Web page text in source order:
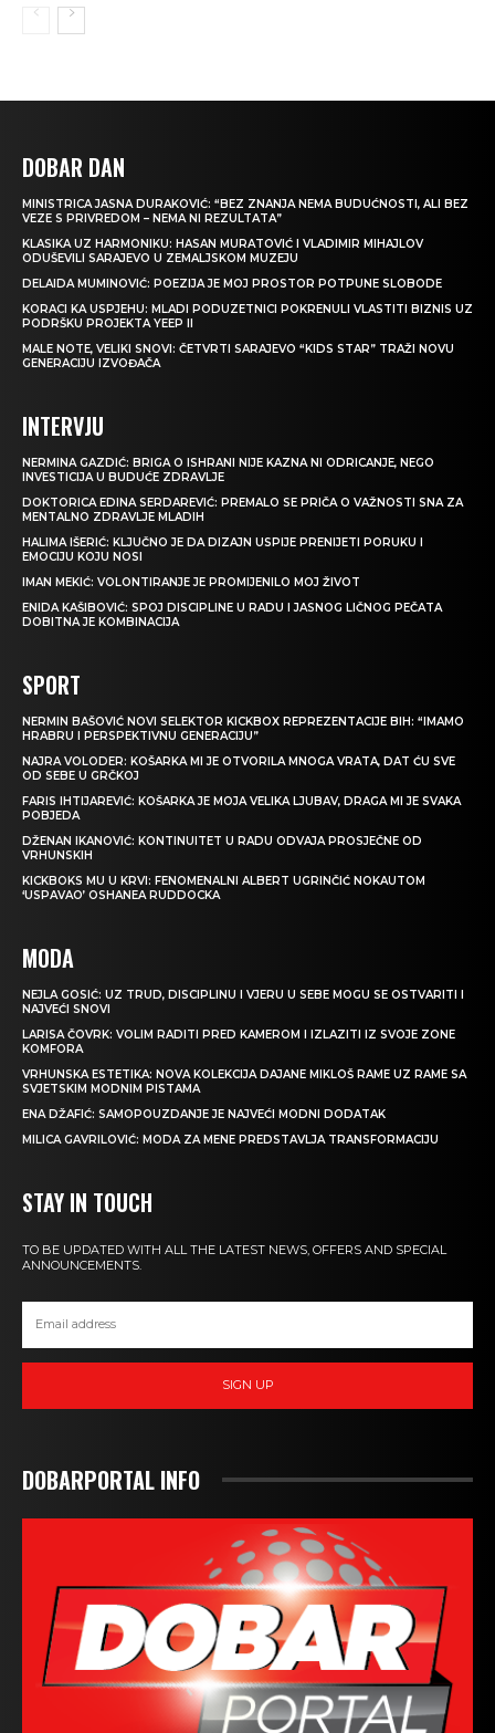
DOBAR DAN
MINISTRICA JASNA DURAKOVIĆ: “BEZ ZNANJA NEMA BUDUĆNOSTI, ALI BEZ
VEZE S PRIVREDOM – NEMA NI REZULTATA”
KLASIKA UZ HARMONIKU: HASAN MURATOVIĆ I VLADIMIR MIHAJLOV
ODUŠEVILI SARAJEVO U ZEMALJSKOM MUZEJU
DELAIDA MUMINOVIĆ: POEZIJA JE MOJ PROSTOR POTPUNE SLOBODE
KORACI KA USPJEHU: MLADI PODUZETNICI POKRENULI VLASTITI BIZNIS UZ
PODRŠKU PROJEKTA YEEP II
MALE NOTE, VELIKI SNOVI: ČETVRTI SARAJEVO “KIDS STAR” TRAŽI NOVU
GENERACIJU IZVOĐAČA
INTERVJU
NERMINA GAZDIĆ: BRIGA O ISHRANI NIJE KAZNA NI ODRICANJE, NEGO
INVESTICIJA U BUDUĆE ZDRAVLJE
DOKTORICA EDINA SERDAREVIĆ: PREMALO SE PRIČA O VAŽNOSTI SNA ZA
MENTALNO ZDRAVLJE MLADIH
HALIMA IŠERIĆ: KLJUČNO JE DA DIZAJN USPIJE PRENIJETI PORUKU I
EMOCIJU KOJU NOSI
IMAN MEKIĆ: VOLONTIRANJE JE PROMIJENILO MOJ ŽIVOT
ENIDA KAŠIBOVIĆ: SPOJ DISCIPLINE U RADU I JASNOG LIČNOG PEČATA
DOBITNA JE KOMBINACIJA
SPORT
NERMIN BAŠOVIĆ NOVI SELEKTOR KICKBOX REPREZENTACIJE BIH: “IMAMO
HRABRU I PERSPEKTIVNU GENERACIJU”
NAJRA VOLODER: KOŠARKA MI JE OTVORILA MNOGA VRATA, DAT ĆU SVE
OD SEBE U GRČKOJ
FARIS IHTIJAREVIĆ: KOŠARKA JE MOJA VELIKA LJUBAV, DRAGA MI JE SVAKA
POBJEDA
DŽENAN IKANOVIĆ: KONTINUITET U RADU ODVAJA PROSJEČNE OD
VRHUNSKIH
KICKBOKS MU U KRVI: FENOMENALNI ALBERT UGRINČIĆ NOKAUTOM
‘USPAVAO’ OSHANEA RUDDOCKA
MODA
NEJLA GOSIĆ: UZ TRUD, DISCIPLINU I VJERU U SEBE MOGU SE OSTVARITI I
NAJVEĆI SNOVI
LARISA ČOVRK: VOLIM RADITI PRED KAMEROM I IZLAZITI IZ SVOJE ZONE
KOMFORA
VRHUNSKA ESTETIKA: NOVA KOLEKCIJA DAJANE MIKLOŠ RAME UZ RAME SA
SVJETSKIM MODNIM PISTAMA
ENA DŽAFIĆ: SAMOPOUZDANJE JE NAJVEĆI MODNI DODATAK
MILICA GAVRILOVIĆ: MODA ZA MENE PREDSTAVLJA TRANSFORMACIJU
STAY IN TOUCH
TO BE UPDATED WITH ALL THE LATEST NEWS, OFFERS AND SPECIAL
ANNOUNCEMENTS.
SIGN UP
DOBARPORTAL INFO